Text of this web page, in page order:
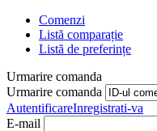
Comenzi
Listă comparație
Listă de preferințe
Urmarire comanda
Urmarire comanda
AutentificareInregistrati-va
E-mail